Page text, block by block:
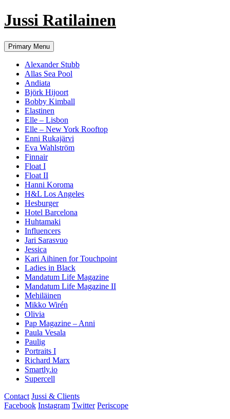
Jussi Ratilainen
Primary Menu Skip
to
content
Alexander Stubb
Allas Sea Pool
Andiata
Björk Hijoort
Bobby Kimball
Elastinen
Elle – Lisbon
Elle – New York Rooftop
Enni Rukajärvi
Eva Wahlström
Finnair
Float I
Float II
Hanni Koroma
H&L Los Angeles
Hesburger
Hotel Barcelona
Huhtamaki
Influencers
Jari Sarasvuo
Jessica
Kari Aihinen for Touchpoint
Ladies in Black
Mandatum Life Magazine
Mandatum Life Magazine II
Mehiläinen
Mikko Wirén
Olivia
Pap Magazine – Anni
Paula Vesala
Paulig
Portraits I
Richard Marx
Smartly.io
Supercell
Contact Jussi & Clients
Facebook Instagram Twitter Periscope